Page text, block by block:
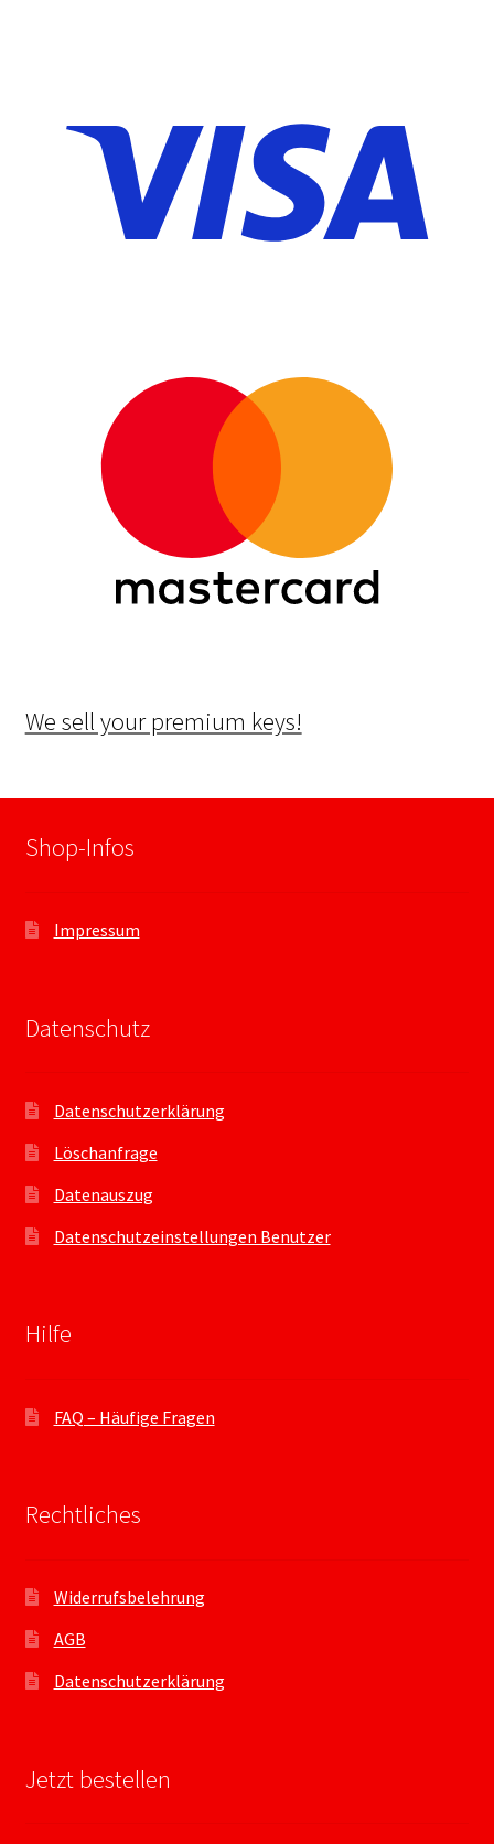
We sell your premium keys!
Shop-Infos
Impressum
Datenschutz
Datenschutzerklärung
Löschanfrage
Datenauszug
Datenschutzeinstellungen Benutzer
Hilfe
FAQ – Häufige Fragen
Rechtliches
Widerrufsbelehrung
AGB
Datenschutzerklärung
Jetzt bestellen